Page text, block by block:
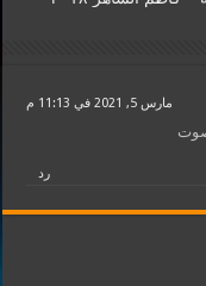
مارس 5, 2021 في 11:13 م
صوت
رد